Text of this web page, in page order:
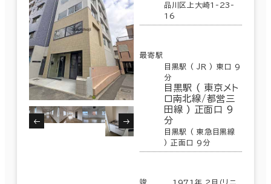
品川区上大崎1-23-
16
最寄駅
目黒駅 ( ＪＲ ) 東口 9
分
目黒駅 ( 東京メト
ロ南北線/都営三
田線 ) 正面口 9
分
目黒駅 ( 東急目黒線
) 正面口 9分
竣
1971年 2月（リニ